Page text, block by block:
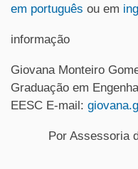
em português ou em
informação
Giovana Monteiro
Graduação em
EESC E-mail:
Por Assessoria